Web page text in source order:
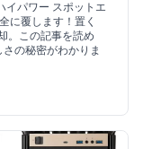
イパワー スポットエ
に覆します！置く
。この記事を読め
の秘密がわかりま